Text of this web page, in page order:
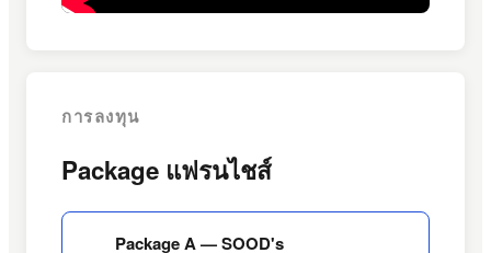
การลงทุน
Package แฟรนไชส์
Package A — SOOD's